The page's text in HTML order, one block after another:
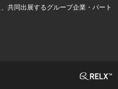
共同出展するグループ企業・パート